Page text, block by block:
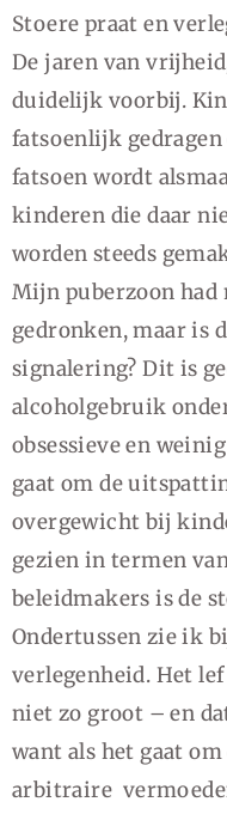
Stoere praat en
De jaren van
duidelijk voorbij.
fatsoenlijk gedragen
fatsoen wordt
kinderen die daar
worden steeds
Mijn puberzoon had
gedronken, maar is
signalering? Dit is
alcoholgebruik
obsessieve en
gaat om de
overgewicht bij
gezien in termen
beleidmakers is de
Ondertussen zie ik
verlegenheid. Het
niet zo groot – en
want als het gaat
arbitraire